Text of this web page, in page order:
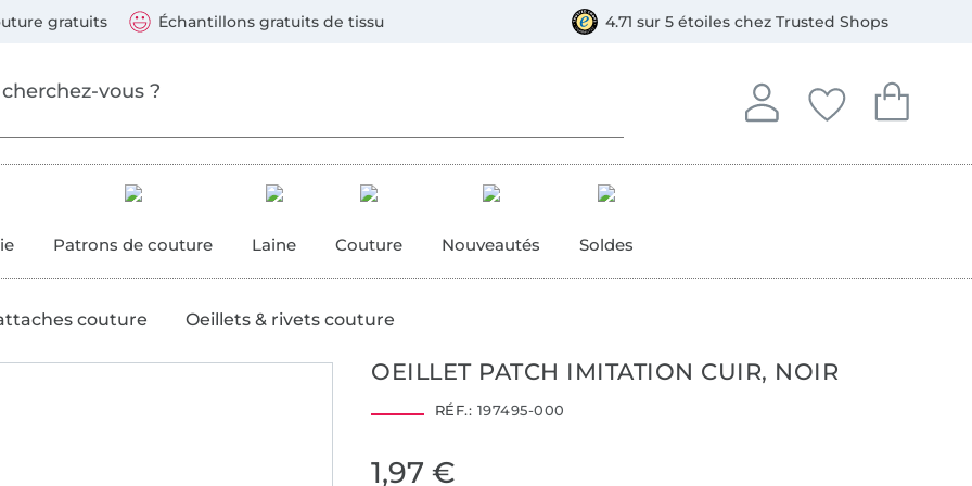
gratuits Échantillons gratuits de tissu 4.71 sur 5 étoiles chez Trusted Shops
Se connecter
Se connecter à votre
Mes favoris
Vous avez
Mon
Vous avez
Patrons de couture Laine Couture Nouveautés Soldes
couture Oeillets & rivets couture
OEILLET PATCH IMITATION CUIR, NOIR
RÉF.: 197495-000
1,97 €
suivants : Visa, Mastercard, Carte bleue, PayPal, Virement, Bancontact